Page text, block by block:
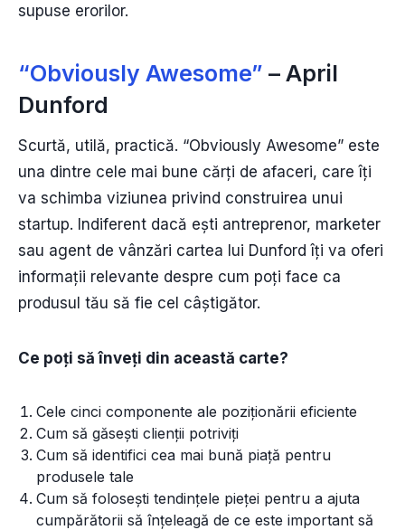
supuse erorilor.
“Obviously Awesome” – April
Dunford
Scurtă, utilă, practică. “Obviously Awesome” este
una dintre cele mai bune cărți de afaceri, care îți
va schimba viziunea privind construirea unui
startup. Indiferent dacă ești antreprenor, marketer
sau agent de vânzări cartea lui Dunford îți va oferi
informații relevante despre cum poți face ca
produsul tău să fie cel câștigător.
Ce poți să înveți din această carte?
Cele cinci componente ale poziționării eficiente
Cum să găsești clienții potriviți
Cum să identifici cea mai bună piață pentru
produsele tale
Cum să folosești tendințele pieței pentru a ajuta
cumpărătorii să înțeleagă de ce este important să